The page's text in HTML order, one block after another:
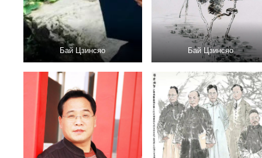
Бай Цзинсяо Бай Цзинсяо